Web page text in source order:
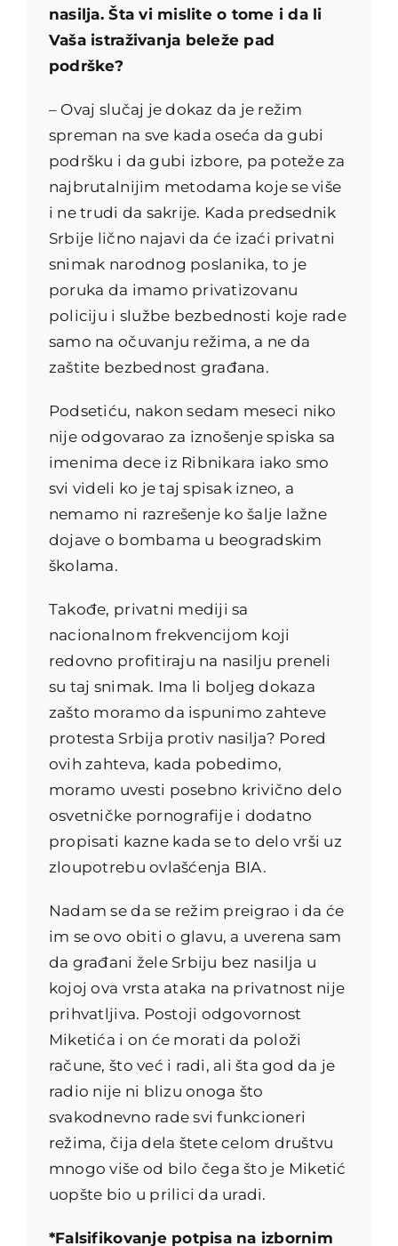
nasilja. Šta vi mislite o tome i da li
Vaša istraživanja beleže pad
podrške?
– Ovaj slučaj je dokaz da je režim
spreman na sve kada oseća da gubi
podršku i da gubi izbore, pa poteže za
najbrutalnijim metodama koje se više
i ne trudi da sakrije. Kada predsednik
Srbije lično najavi da će izaći privatni
snimak narodnog poslanika, to je
poruka da imamo privatizovanu
policiju i službe bezbednosti koje rade
samo na očuvanju režima, a ne da
zaštite bezbednost građana.
Podsetiću, nakon sedam meseci niko
nije odgovarao za iznošenje spiska sa
imenima dece iz Ribnikara iako smo
svi videli ko je taj spisak izneo, a
nemamo ni razrešenje ko šalje lažne
dojave o bombama u beogradskim
školama.
Takođe, privatni mediji sa
nacionalnom frekvencijom koji
redovno profitiraju na nasilju preneli
su taj snimak. Ima li boljeg dokaza
zašto moramo da ispunimo zahteve
protesta Srbija protiv nasilja? Pored
ovih zahteva, kada pobedimo,
moramo uvesti posebno krivično delo
osvetničke pornografije i dodatno
propisati kazne kada se to delo vrši uz
zloupotrebu ovlašćenja BIA.
Nadam se da se režim preigrao i da će
im se ovo obiti o glavu, a uverena sam
da građani žele Srbiju bez nasilja u
kojoj ova vrsta ataka na privatnost nije
prihvatljiva. Postoji odgovornost
Miketića i on će morati da položi
račune, što već i radi, ali šta god da je
radio nije ni blizu onoga što
svakodnevno rade svi funkcioneri
režima, čija dela štete celom društvu
mnogo više od bilo čega što je Miketić
uopšte bio u prilici da uradi.
*Falsifikovanje potpisa na izbornim